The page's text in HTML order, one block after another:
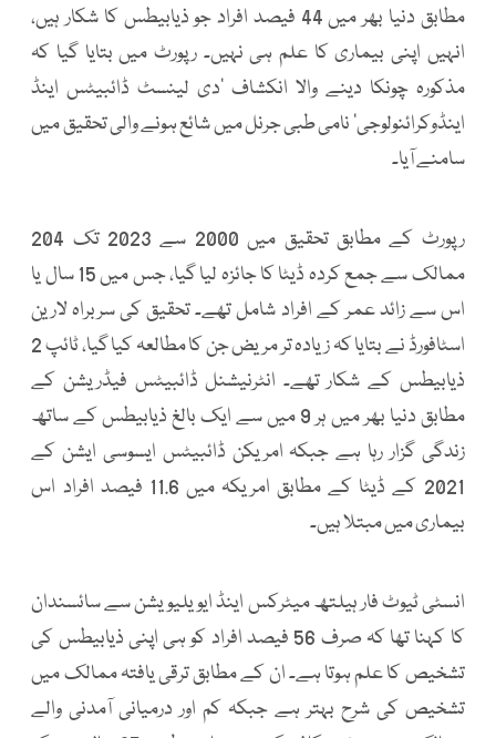
مطابق دنیا بھر میں 44 فیصد افراد جو ذیابیطس کا شکار ہیں،
انہیں اپنی بیماری کا علم ہی نہیں۔ رپورٹ میں بتایا گیا کہ
مذکورہ چونکا دینے والا انکشاف ’دی لینسٹ ڈائبیٹس اینڈ
اینڈوکرائنولوجی‘ نامی طبی جرنل میں شائع ہونے والی تحقیق میں
سامنے آیا۔
رپورٹ کے مطابق تحقیق میں 2000 سے 2023 تک 204
ممالک سے جمع کردہ ڈیٹا کا جائزہ لیا گیا، جس میں 15 سال یا
اس سے زائد عمر کے افراد شامل تھے۔ تحقیق کی سربراہ لارین
اسٹافورڈ نے بتایا کہ زیادہ تر مریض جن کا مطالعہ کیا گیا، ٹائپ 2
ذیابیطس کے شکار تھے۔ انٹرنیشنل ڈائبیٹس فیڈریشن کے
مطابق دنیا بھر میں ہر 9 میں سے ایک بالغ ذیابیطس کے ساتھ
زندگی گزار رہا ہے جبکہ امریکن ڈائبیٹس ایسوسی ایشن کے
2021 کے ڈیٹا کے مطابق امریکہ میں 11.6 فیصد افراد اس
بیماری میں مبتلا ہیں۔
انسٹی ٹیوٹ فار ہیلتھ میٹرکس اینڈ ایویلیویشن سے سائسندان
کا کہنا تھا کہ صرف 56 فیصد افراد کو ہی اپنی ذیابیطس کی
تشخیص کا علم ہوتا ہے۔ ان کے مطابق ترقی یافتہ ممالک میں
تشخیص کی شرح بہتر ہے جبکہ کم اور درمیانی آمدنی والے